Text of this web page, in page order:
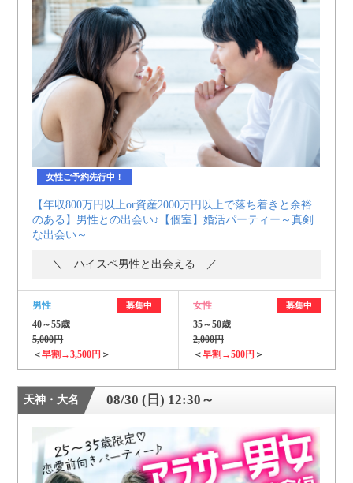
女性ご予約先行中！
【年収800万円以上or資産2000万円以上で落ち着きと余裕
のある】男性との出会い♪【個室】婚活パーティー～真剣
な出会い～
＼ ハイスペ男性と出会える ／
男性 募集中
40～55歳
5,000円
＜早割→3,500円 ＞
女性 募集中
35～50歳
2,000円
＜早割→500円 ＞
天神・大名 08/30 (日) 12:30～